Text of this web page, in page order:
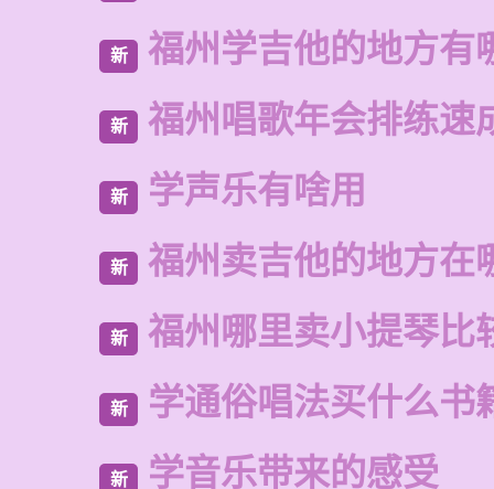
新 福州学吉他的地方有
新 福州唱歌年会排练速
新 学声乐有啥用
新 福州卖吉他的地方在
新 福州哪里卖小提琴比
新 学通俗唱法买什么书
新 学音乐带来的感受